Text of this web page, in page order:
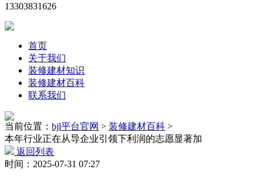
13303831626
首页
关于我们
装修建材知识
装修建材百科
联系我们
当前位置： bjl平台官网 > 装修建材百科 >
本年行业正在从导企业引领下利润的志愿显著加
返回列表
时间：2025-07-31 07:27